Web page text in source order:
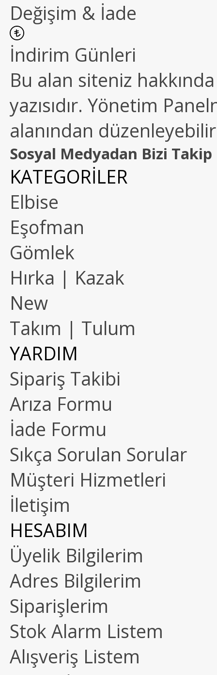
Değişim & İade
İndirim Günleri
Bu alan siteniz
yazısıdır. Yönetim
alanından
Sosyal Medyadan Bizi Takip
KATEGORİLER
Elbise
Eşofman
Gömlek
Hırka | Kazak
New
Takım | Tulum
YARDIM
Sipariş Takibi
Arıza Formu
İade Formu
Sıkça Sorulan Sorular
Müşteri Hizmetleri
İletişim
HESABIM
Üyelik Bilgilerim
Adres Bilgilerim
Siparişlerim
Stok Alarm Listem
Alışveriş Listem